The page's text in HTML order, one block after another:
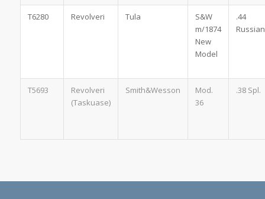
T6280 Revolveri Tula
S&W
m/1874
New
Model
.44
Russian
T5693
Revolveri
(Taskuase)
Smith&Wesson
Mod.
36
.38 Spl.